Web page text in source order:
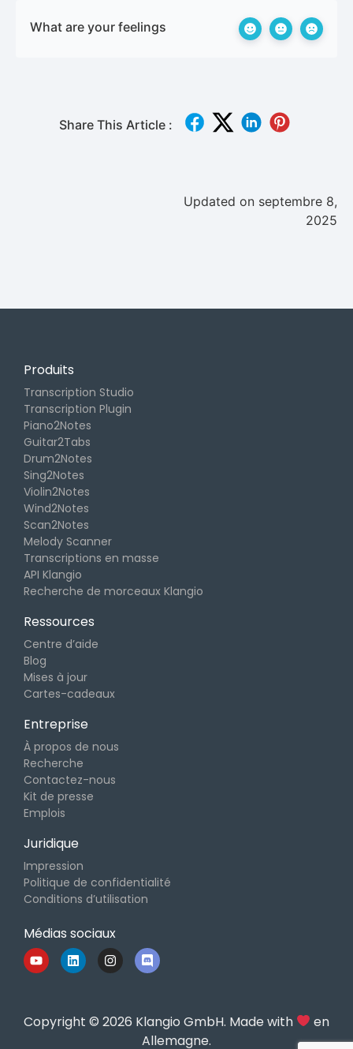
What are your feelings
Share This Article :
Updated on septembre 8,
2025
Produits
Transcription Studio
Transcription Plugin
Piano2Notes
Guitar2Tabs
Drum2Notes
Sing2Notes
Violin2Notes
Wind2Notes
Scan2Notes
Melody Scanner
Transcriptions en masse
API Klangio
Recherche de morceaux Klangio
Ressources
Centre d’aide
Blog
Mises à jour
Cartes-cadeaux
Entreprise
À propos de nous
Recherche
Contactez-nous
Kit de presse
Emplois
Juridique
Impression
Politique de confidentialité
Conditions d’utilisation
Médias sociaux
Copyright © 2026 Klangio GmbH. Made with
en
Allemagne.